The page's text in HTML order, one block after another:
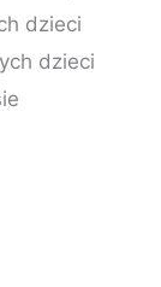
dzieci
dzieci